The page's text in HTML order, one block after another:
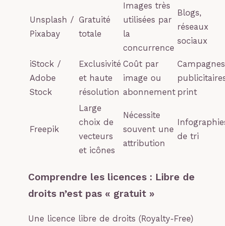
Unsplash /
Pixabay
Gratuité
totale
Images très
utilisées par
la
concurrence
Blogs,
réseaux
sociaux
iStock /
Adobe
Stock
Exclusivité
et haute
résolution
Coût par
image ou
abonnement
Campagnes
print
Freepik
Large
choix de
vecteurs
et icônes
Nécessite
souvent une
attribution
de tri
Comprendre les licences : Libre de
droits n’est pas « gratuit »
Une licence libre de droits (Royalty-Free)